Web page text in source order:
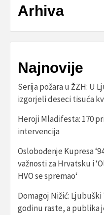
Arhiva
Najnovije
Serija požara u ŽZH: U
izgorjeli deseci tisuća
Heroji Mladifesta: 170
intervencija
Oslobođenje Kupresa
važnosti za Hrvatsku i
HVO se spremao‘
Domagoj Nižić:
godinu raste, a publika